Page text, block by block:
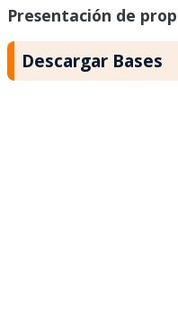
Presentación de
Descargar Bases